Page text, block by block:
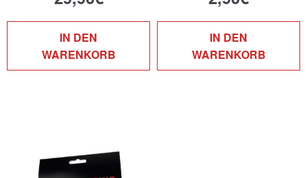
IN DEN
WARENKORB
IN DEN
WARENKORB